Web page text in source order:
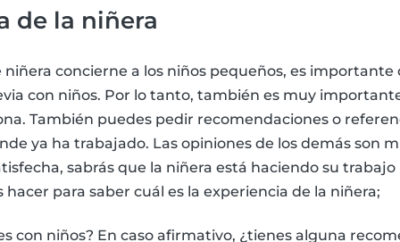
de la niñera
concierne a los niños pequeños, es
con niños. Por lo tanto, también es muy
También puedes pedir recomendaciones o
ya ha trabajado. Las opiniones de los demás son
sabrás que la niñera está haciendo su
para saber cuál es la experiencia de la niñera;
con niños? En caso afirmativo, ¿tienes alguna